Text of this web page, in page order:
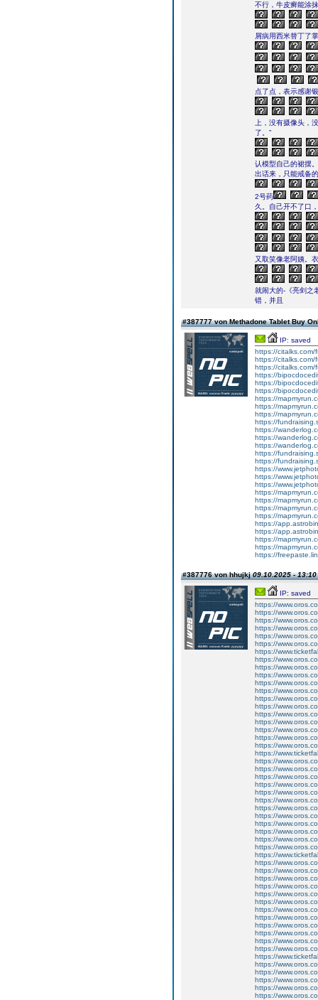
不行，牛皮癣能涂
屑病用西米替丁了
点了点，表示感谢
上，没有摄像头，
了。”
认模型自己的裙摆
出话来，只能戒备
2号药
久。自己开不了口
又取笑像老阿姨。
就闹大的-《亮剑之
错，并且
#387777 von Methadone Tablet Buy
IP: saved
https://citalks.com/
https://citalks.com/
https://citalks.com/
https://
https://
https://
https://
https://
https://
https://
https://
https://
https://
https://
https://
https://
https://
https://
https://
https://
https://
https://
https://
https://
https://
https://
https://
#387776 von hhujkj09.10.2025 - 13:10
IP: saved
https://
https://
https://
https://
https://
https://
https://
https://
https://
https://
https://
https://
https://
https://
https://
https://
https://
https://
https://
https://
https://
https://
https://
https://
https://
https://
https://
https://
https://
https://
https://
https://
https://
https://
https://
https://
https://
https://
https://
https://
https://
https://
https://
https://
https://
https://
https://
https://
https://
https://
https://